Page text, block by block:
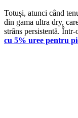
Totuși, atunci când
din gama ultra dry,
strâns persistentă.
cu 5% uree pentru